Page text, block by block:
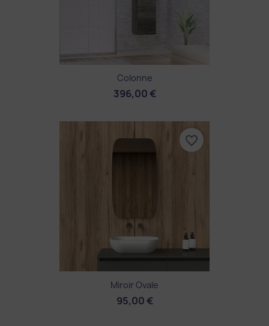
Colonne
396,00 €
Miroir Ovale
95,00 €
favorite_border